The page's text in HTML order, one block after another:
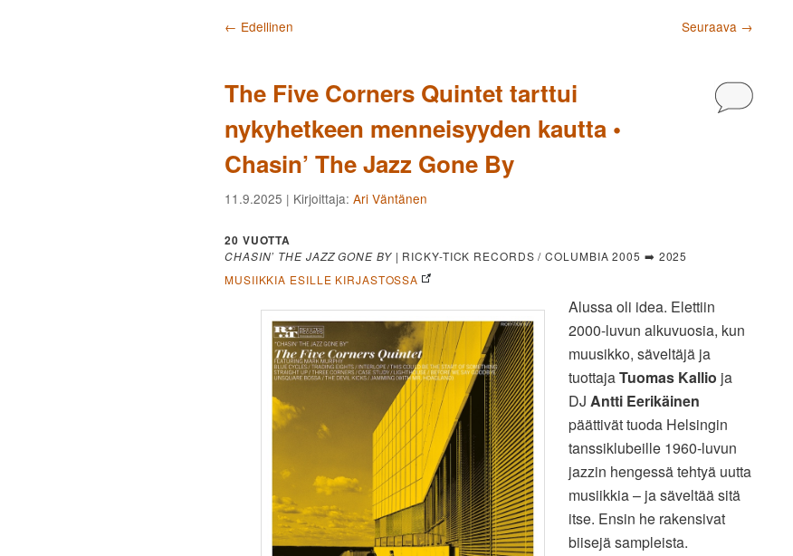
Artikkelien selaus
← Edellinen Seuraava →
The Five Corners Quintet tarttui
nykyhetkeen menneisyyden kautta •
Chasin’ The Jazz Gone By
Kommentoi
11.9.2025 | Kirjoittaja: Ari Väntänen
20 VUOTTA
CHASIN’ THE JAZZ GONE BY| RICKY-TICK RECORDS / COLUMBIA 2005 ➡️ 2025
MUSIIKKIA ESILLE KIRJASTOSSA
Alussa oli idea. Elettiin
2000-luvun alkuvuosia, kun
muusikko, säveltäjä ja
tuottajaTuomas Kallio ja
DJ Antti Eerikäinen
päättivät tuoda Helsingin
tanssiklubeille 1960-luvun
jazzin hengessä tehtyä uutta
musiikkia – ja säveltää sitä
itse. Ensin he rakensivat
biisejä sampleista.